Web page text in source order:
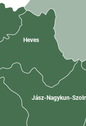
Heves
Jász-Nagykun-